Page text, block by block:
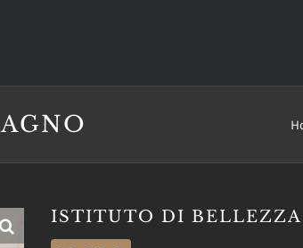
ISTITUTO DI